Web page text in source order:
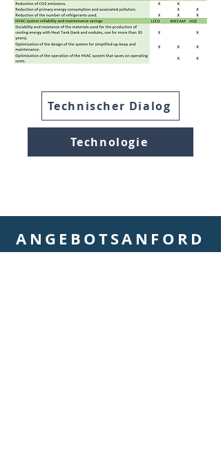
Technischer Dialog
Technologie
ANGEBOTSANFORD
ERUNG